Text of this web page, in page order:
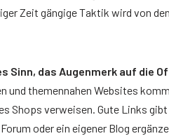
Zeit gängige Taktik wird von
Sinn, das Augenmerk auf die
themennahen Websites
Shops verweisen. Gute Links
oder ein eigener Blog